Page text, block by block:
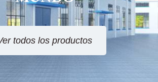
todos los productos